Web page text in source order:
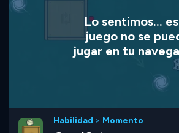
Lo sentimos...
juego no se
jugar en tu
Habilidad > Momento